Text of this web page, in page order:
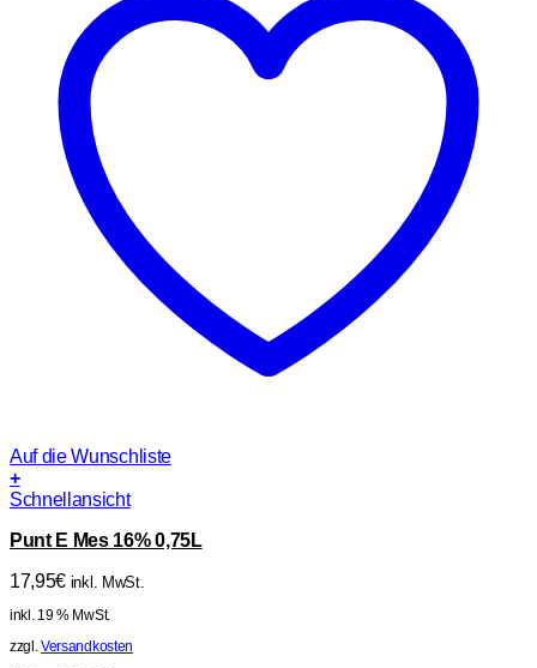
Auf die Wunschliste
+
Schnellansicht
Punt E Mes 16% 0,75L
17,95€ inkl. MwSt.
inkl. 19 % MwSt.
zzgl.Versandkosten